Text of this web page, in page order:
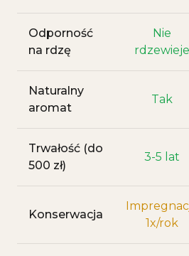
Odporność
na rdzę
Nie
rdzewieje
Naturalny
aromat
Tak
Trwałość (do
500 zł)
3-5 lat
Konserwacja
1x/rok